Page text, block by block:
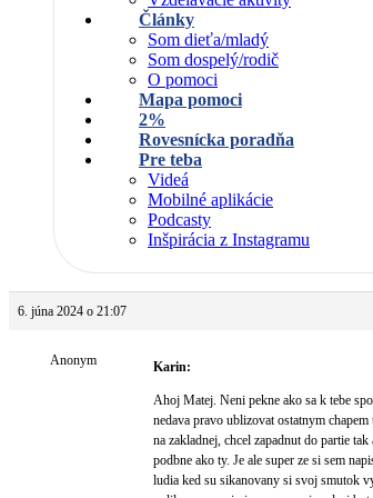
Články
Som dieťa/mladý
Som dospelý/rodič
O pomoci
Mapa pomoci
2%
Rovesnícka poradňa
Pre teba
Videá
Mobilné aplikácie
Podcasty
Inšpirácia z Instagramu
6. júna 2024 o 21:07
Anonym Karin:
Ahoj Matej. Neni pekne ako sa k tebe
nedava pravo ublizovat ostatnym
na zakladnej, chcel zapadnut do partie
podbne ako ty. Je ale super ze si sem
ludia ked su sikanovany si svoj smutok